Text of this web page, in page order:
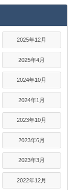
2025年12月
2025年4月
2024年10月
2024年1月
2023年10月
2023年6月
2023年3月
2022年12月